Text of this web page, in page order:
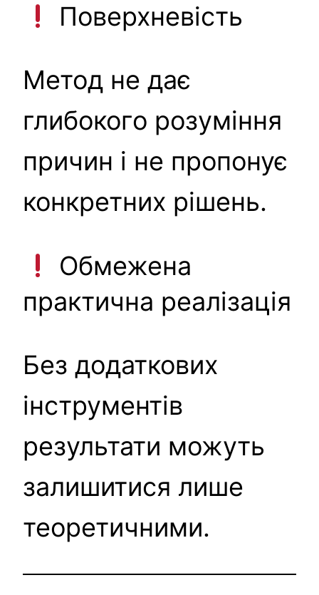
Поверхневість
Метод не дає
глибокого розуміння
причин і не пропонує
конкретних рішень.
Обмежена
практична реалізація
Без додаткових
інструментів
результати можуть
залишитися лише
теоретичними.